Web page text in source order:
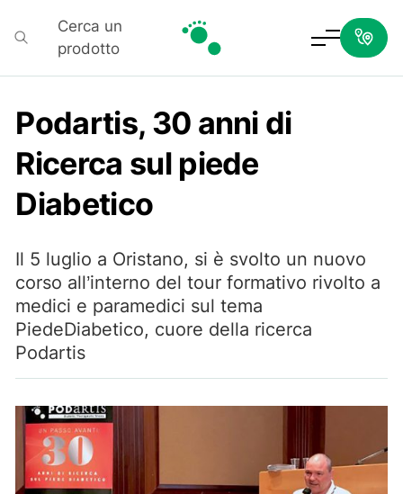
Cerca un
prodotto
Podartis, 30 anni di
Ricerca sul piede
Diabetico
Il 5 luglio a Oristano, si è svolto un nuovo
corso all’interno del tour formativo rivolto a
medici e paramedici sul tema
PiedeDiabetico, cuore della ricerca
Podartis